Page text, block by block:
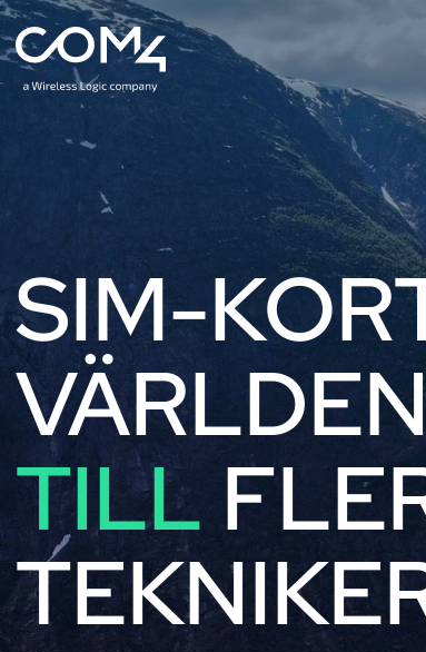
SIM-
TILL